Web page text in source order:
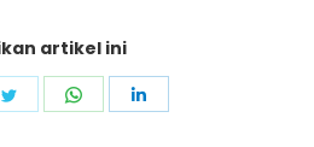
artikel ini
Share
Share